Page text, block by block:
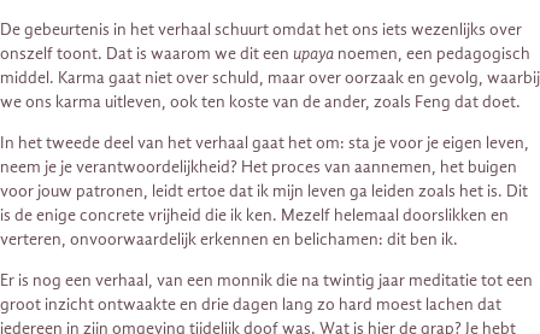
De gebeurtenis in het verhaal schuurt omdat het ons iets wezenlijks over
onszelf toont. Dat is waarom we dit een upaya noemen, een pedagogisch
middel. Karma gaat niet over schuld, maar over oorzaak en gevolg, waarbij
we ons karma uitleven, ook ten koste van de ander, zoals Feng dat doet.
In het tweede deel van het verhaal gaat het om: sta je voor je eigen leven,
neem je je verantwoordelijkheid? Het proces van aannemen, het buigen
voor jouw patronen, leidt ertoe dat ik mijn leven ga leiden zoals het is. Dit
is de enige concrete vrijheid die ik ken. Mezelf helemaal doorslikken en
verteren, onvoorwaardelijk erkennen en belichamen: dit ben ik.
Er is nog een verhaal, van een monnik die na twintig jaar meditatie tot een
groot inzicht ontwaakte en drie dagen lang zo hard moest lachen dat
iedereen in zijn omgeving tijdelijk doof was. Wat is hier de grap? Je hebt